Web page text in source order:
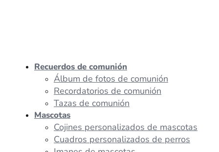
Recuerdos de comunión
Álbum de fotos de comunión
Recordatorios de comunión
Tazas de comunión
Mascotas
Cojines personalizados de mascotas
Cuadros personalizados de perros